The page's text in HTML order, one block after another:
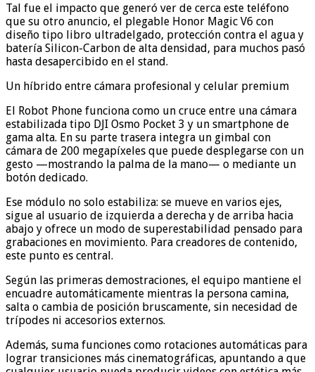
Tal fue el impacto que generó ver de cerca este teléfono
que su otro anuncio, el plegable Honor Magic V6 con
diseño tipo libro ultradelgado, protección contra el agua y
batería Silicon-Carbon de alta densidad, para muchos pasó
hasta desapercibido en el stand.
Un híbrido entre cámara profesional y celular premium
El Robot Phone funciona como un cruce entre una cámara
estabilizada tipo DJI Osmo Pocket 3 y un smartphone de
gama alta. En su parte trasera integra un gimbal con
cámara de 200 megapíxeles que puede desplegarse con un
gesto —mostrando la palma de la mano— o mediante un
botón dedicado.
Ese módulo no solo estabiliza: se mueve en varios ejes,
sigue al usuario de izquierda a derecha y de arriba hacia
abajo y ofrece un modo de superestabilidad pensado para
grabaciones en movimiento. Para creadores de contenido,
este punto es central.
Según las primeras demostraciones, el equipo mantiene el
encuadre automáticamente mientras la persona camina,
salta o cambia de posición bruscamente, sin necesidad de
trípodes ni accesorios externos.
Además, suma funciones como rotaciones automáticas para
lograr transiciones más cinematográficas, apuntando a que